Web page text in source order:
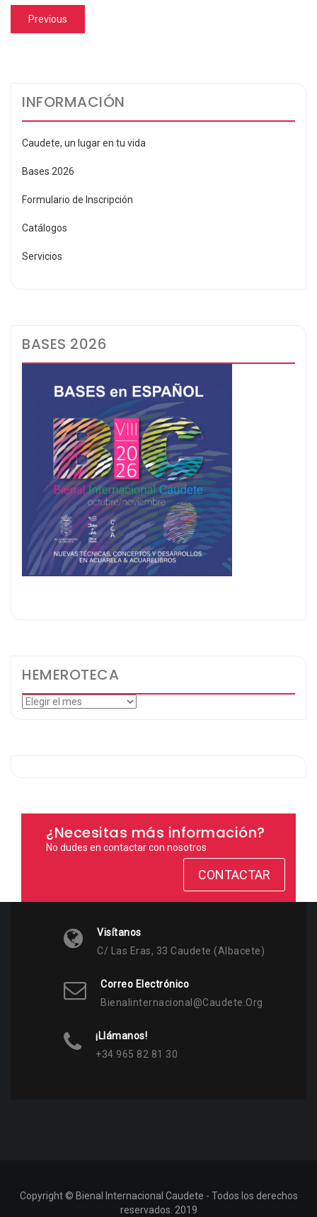
Navegación
de
Previous
post:
INFORMACIÓN
Caudete, un lugar en tu vida
Bases 2026
Formulario de Inscripción
Catálogos
Servicios
BASES 2026
HEMEROTECA
Hemeroteca
¿Necesitas más información?
No dudes en contactar con nosotros
CONTACTAR
Visítanos
C/ Las Eras, 33 Caudete (Albacete)
Correo Electrónico
Bienalinternacional@caudete.org
¡Llámanos!
+34 965 82 81 30
Copyright © Bienal Internacional Caudete - Todos los derechos
reservados. 2019